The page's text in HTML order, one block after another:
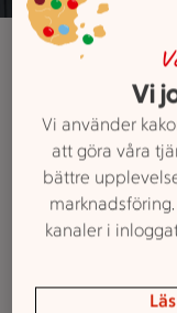
ICA
Maxi ICA
Vi
Vi använder
att göra våra
bättre
kanaler i